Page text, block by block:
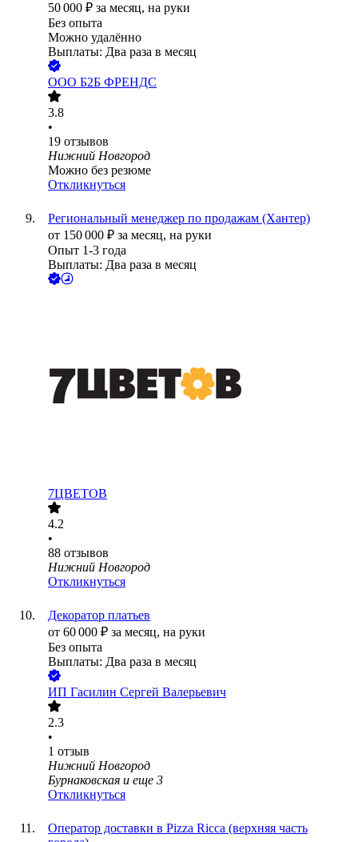
50 000 ₽ за месяц, на руки
Без опыта
Можно удалённо
Выплаты: Два раза в месяц
ООО Б2Б ФРЕНДС
3.8
•
19 отзывов
Нижний Новгород
Можно без резюме
Откликнуться
Региональный менеджер по продажам (Хантер)
от 150 000 ₽ за месяц, на руки
Опыт 1-3 года
Выплаты: Два раза в месяц
7ЦВЕТОВ
4.2
•
88 отзывов
Нижний Новгород
Откликнуться
Декоратор платьев
от 60 000 ₽ за месяц, на руки
Без опыта
Выплаты: Два раза в месяц
ИП Гасилин Сергей Валерьевич
2.3
•
1 отзыв
Нижний Новгород
Бурнаковская и еще 3
Откликнуться
Оператор доставки в Pizza Ricca (верхняя часть